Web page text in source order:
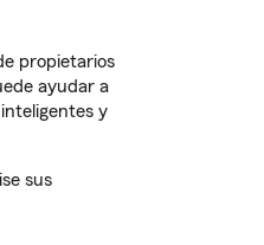
propietarios
ayudar a
y
sus